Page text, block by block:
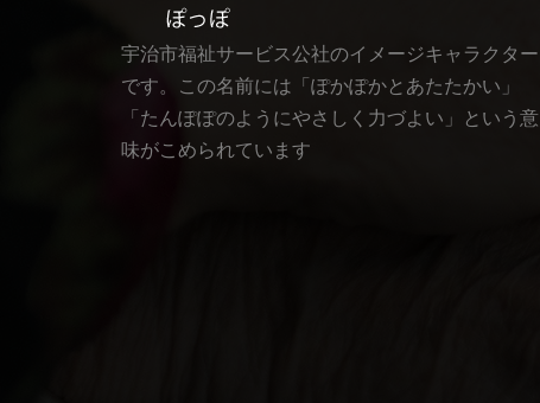
宇治市福祉サービス公社のイメージキャラクター
です。この名前には「ぽかぽかとあたたかい」
「たんぽぽのようにやさしく力づよい」という意
味がこめられています